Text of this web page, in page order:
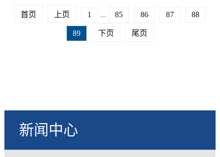
首页 上页 1 ... 85 86 87 88
89 下页 尾页
新闻中心